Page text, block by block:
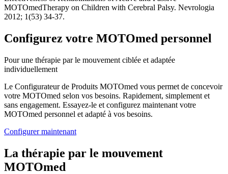
MOTOmedTherapy on Children with Cerebral Palsy. Nevrologia
2012; 1(53) 34-37.
Configurez votre MOTOmed personnel
Pour une thérapie par le mouvement ciblée et adaptée
individuellement
Le Configurateur de Produits MOTOmed vous permet de concevoir
votre MOTOmed selon vos besoins. Rapidement, simplement et
sans engagement. Essayez-le et configurez maintenant votre
MOTOmed personnel et adapté à vos besoins.
Configurer maintenant
La thérapie par le mouvement
MOTOmed